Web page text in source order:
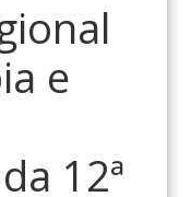
e
12ª